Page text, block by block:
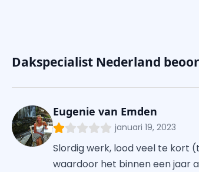
Dakspecialist Nederland
Eugenie van Emden
januari 19, 2023
Slordig werk, lood veel te kort
waardoor het binnen een jaar